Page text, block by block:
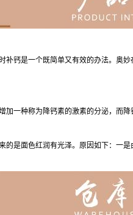
补钙是一个既简单又有效的办法。奥
加一种称为降钙素的激素的分泌，而
的是面色红润有光泽。原因如下：一